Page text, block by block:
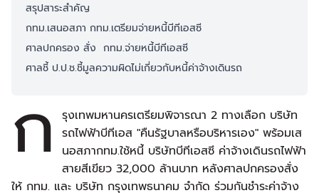
สรุปสาระสำคัญ
กทม.เสนอสภา กทม.เตรียมจ่ายหนี้บีทีเอสซี
ศาลปกครอง สั่ง กทม.จ่ายหนี้บีทีเอสซี
ศาลชี้ ป.ป.ช.ชี้มูลความผิดไม่เกี่ยวกับหนี้ค่าจ้างเดินรถ
ก
รุงเทพมหานครเตรียมพิจารณา 2 ทางเลือก บริษัท
รถไฟฟ้าบีทีเอส "คืนรัฐบาลหรือบริหารเอง" พร้อมเส
นอสภากทม.ใช้หนี้ บริษัทบีทีเอสซี ค่าจ้างเดินรถไฟฟ้า
สายสีเขียว 32,000 ล้านบาท หลังศาลปกครองสั่ง
ให้ กทม. และ บริษัท กรุงเทพธนาคม จำกัด ร่วมกันชำระค่าจ้าง